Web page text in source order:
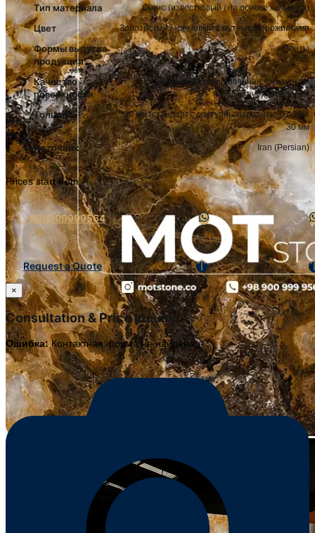
Тип материала Оникс (известковый / на основе кальцита)
Цвет Золотистый / кремовый с мутными прожилками
Формы выпуска
продукции
Плиты
Качество
поверхности
Полированная, шлифованная, фактурная
(«под кожу»), рифленая
Толщина
20 мм (стандарт); доступны варианты 15, 18 и
30 мм
Источник Iran (Persian)
Prices start from:
+989009999564
Request a Quote
×
Consultation & Price Inquiry
Ошибка:Контактная форма не найдена.